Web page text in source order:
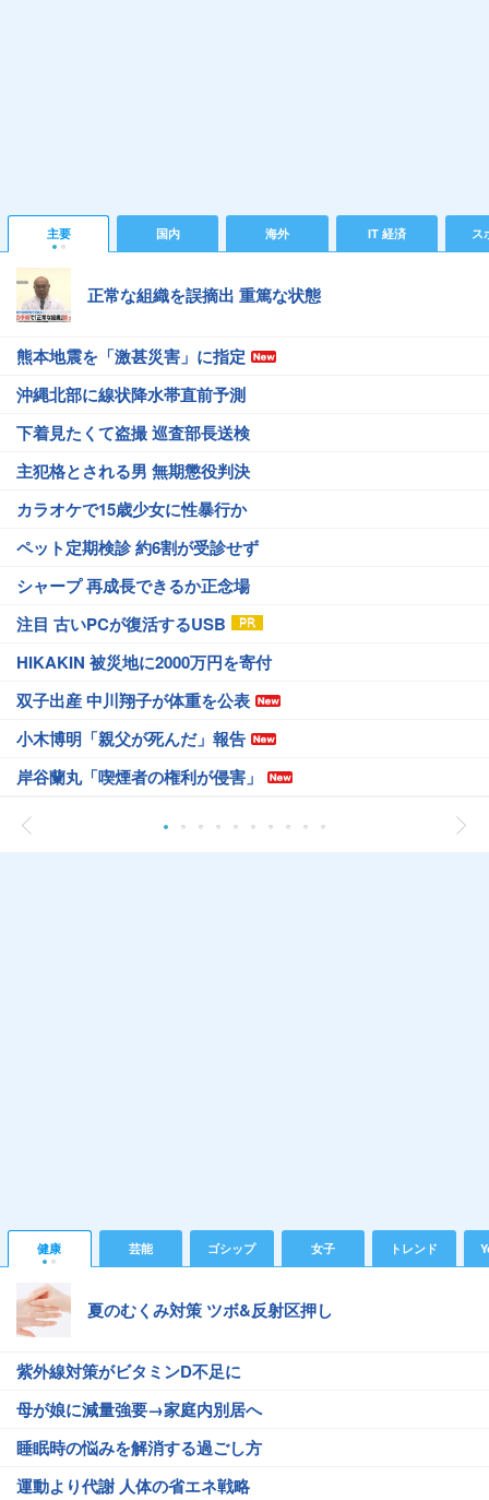
主要 国内 海外 IT 経済 ス
正常な組織を誤摘出 重篤な状態
熊本地震を「激甚災害」に指定
沖縄北部に線状降水帯直前予測
下着見たくて盗撮 巡査部長送検
主犯格とされる男 無期懲役判決
カラオケで15歳少女に性暴行か
ペット定期検診 約6割が受診せず
シャープ 再成長できるか正念場
注目 古いPCが復活するUSB
HIKAKIN 被災地に2000万円を寄付
双子出産 中川翔子が体重を公表
小木博明「親父が死んだ」報告
岸谷蘭丸「喫煙者の権利が侵害」
健康 芸能 ゴシップ 女子 トレンド
夏のむくみ対策 ツボ&反射区押し
紫外線対策がビタミンD不足に
母が娘に減量強要→家庭内別居へ
睡眠時の悩みを解消する過ごし方
運動より代謝 人体の省エネ戦略